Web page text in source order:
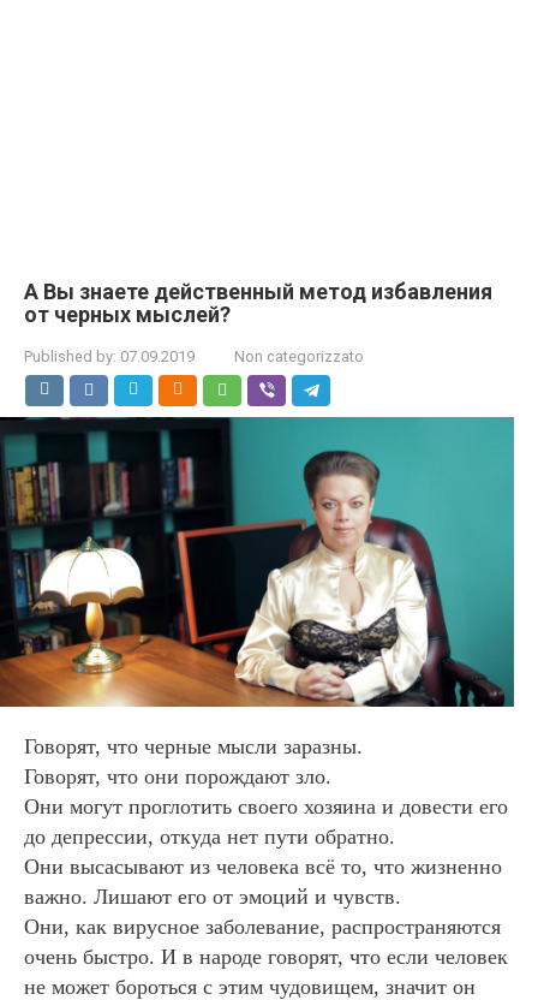
А Вы знаете действенный метод избавления
от черных мыслей?
Published by: 07.09.2019 Non categorizzato
Говорят, что черные мысли заразны.
Говорят, что они порождают зло.
Они могут проглотить своего хозяина и довести его
до депрессии, откуда нет пути обратно.
Они высасывают из человека всё то, что жизненно
важно. Лишают его от эмоций и чувств.
Они, как вирусное заболевание, распространяются
очень быстро. И в народе говорят, что если человек
не может бороться с этим чудовищем, значит он